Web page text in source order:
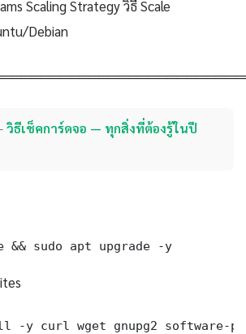
Scaling Strategy วิธี Scale
Debian
วิธีเช็คการ์ดจอ — ทุกสิ่งที่ต้องรู้ในปี
&& sudo apt upgrade -y
-y curl wget gnupg2 software-